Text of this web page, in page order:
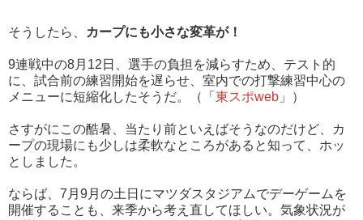
そうしたら、 カープにも小さな変革が！
9連戦中の8月12日、選手の負担を減らすため、テスト的
に、試合前の練習開始を遅らせ、室内での打撃練習中心の
メニューに短縮化したそうだ。（「 東スポweb 」）
さすがにこの酷暑、当たり前といえばそうなのだけど、カ
ープの現場にも少しは柔軟なところがあると知って、ホッ
としました。
ならば、7月9月の土日にマツダスタジアムでデーゲームを
開催することも、来季から考え直してほしい。気象状況が